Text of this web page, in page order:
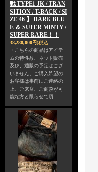
戦 TYPE1 JK / TRAN
SITION / T-BACK / SI
ZE 46 】 DARK BLU
E ＆ SUPER MINTY /
SUPER RARE！！
38,280,000円(税込)
・こちらの商品はアイテ
ムの特性故、ネット販売
及び、通販の予定はござ
いません。ご購入希望の
お客様は事前にご連絡の
上、ご来店、ご商談が可
能な方と限らせて頂…